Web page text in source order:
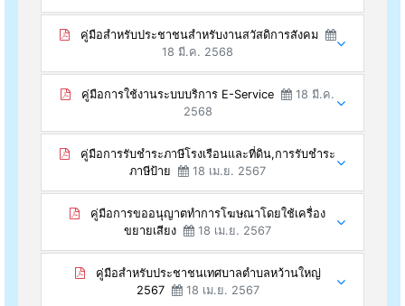
คู่มือสำหรับประชาชนสำหรับงานสวัสดิการสังคม
18 มี.ค. 2568
คู่มือการใช้งานระบบบริการ E-Service
18 มี.ค.
2568
ภาษีป้าย
18 เม.ย. 2567
ขยายเสียง
18 เม.ย. 2567
2567
18 เม.ย. 2567